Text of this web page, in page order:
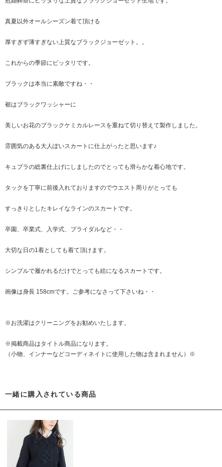
真夏以外オールシーズン着て頂ける
厚すぎず薄すぎない上質なブラックジョーゼット。。
これからの季節にピッタリです。
ブラックは本当に素敵ですね・・
裾はブラックワッシャーに
美しいお花のブラックケミカルレースを重ねて切り替えて製作しました。
雰囲気のある大人ぽいスカートに仕上がったと思います♪
キュプラの総裏仕上げにしましたのでとっても滑らかな着心地です。
タックを丁寧に前後入れておりますのでウエスト周りがとっても
すっきりとしたキレイなラインのスカートです。
卒園、卒業式、入学式、ブライダルなど・・
大切な日の1着としても着て頂けます。
シンプルで履かれるだけでとっても絵になるスカートです。
画像は身長 158cmです。ご参考になさって下さいね・・
※お洗濯はクリーニングをお勧めいたします。
※掲載商品はタイトル商品になります。
（小物、インナーなどコーディネイトに使用した物は含まれません）※
一緒に購入されている商品